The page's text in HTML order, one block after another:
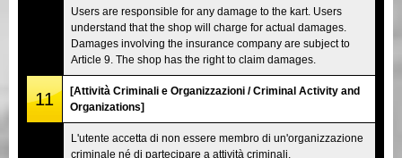
Users are responsible for any damage to the kart. Users
understand that the shop will charge for actual damages.
Damages involving the insurance company are subject to
Article 9. The shop has the right to claim damages.
11
[Attività Criminali e Organizzazioni / Criminal Activity and
Organizations]
L'utente accetta di non essere membro di un'organizzazione
criminale né di partecipare a attività criminali.